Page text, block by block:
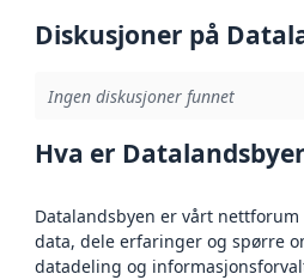
Diskusjoner på
Ingen diskusjoner funnet
Hva er
Datalandsbyen er vårt
data, dele erfaringer og spørre
datadeling og